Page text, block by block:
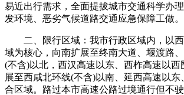
易近出行需求，全面提拔城市交通科学办
发环境、恶劣气候道路交通应急保障工做。
二、限行区域：我市行政区域内，以西
域为核心，向南扩展至终南大道、堰渡路
(不含)以北，西汉高速以东、西柞高速以西
展至西咸北环线(不含)以南、延西高速以东
合区域。路过本市高速公路过境通行但不